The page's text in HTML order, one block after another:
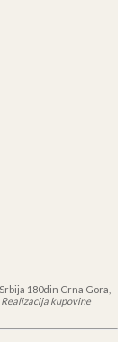
180din Crna Gora,
Realizacija kupovine